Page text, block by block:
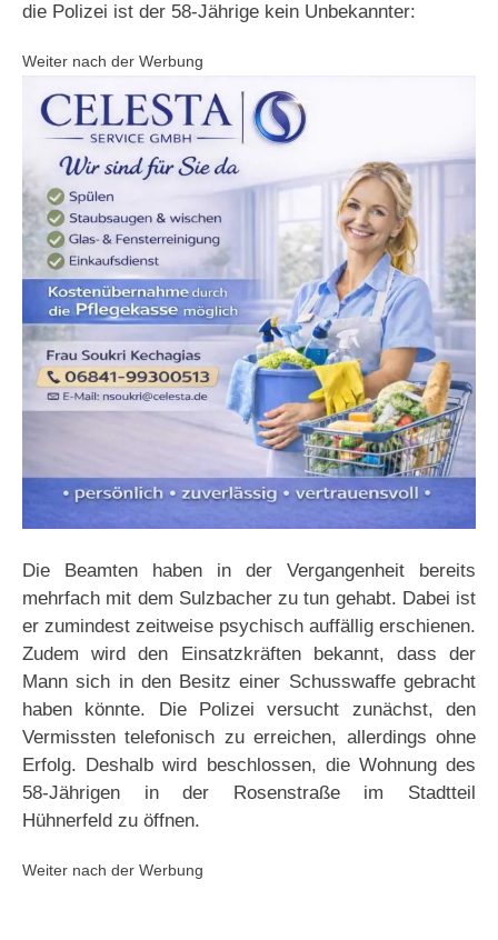
die Polizei ist der 58-Jährige kein Unbekannter:
Weiter nach der Werbung
Die Beamten haben in der Vergangenheit bereits
mehrfach mit dem Sulzbacher zu tun gehabt. Dabei ist
er zumindest zeitweise psychisch auffällig erschienen.
Zudem wird den Einsatzkräften bekannt, dass der
Mann sich in den Besitz einer Schusswaffe gebracht
haben könnte. Die Polizei versucht zunächst, den
Vermissten telefonisch zu erreichen, allerdings ohne
Erfolg. Deshalb wird beschlossen, die Wohnung des
58-Jährigen in der Rosenstraße im Stadtteil
Hühnerfeld zu öffnen.
Weiter nach der Werbung